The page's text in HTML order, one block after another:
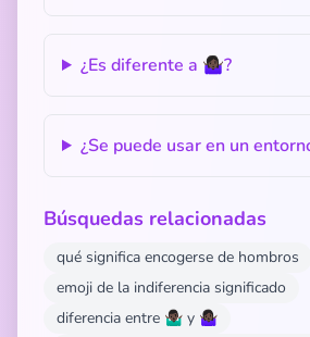
¿Es diferente a 🤷🏿‍♀️?
¿Se puede usar en un
Búsquedas relacionadas
qué significa encogerse de hombros
emoji de la indiferencia significado
diferencia entre 🤷🏿‍♂️ y 🤷🏿‍♀️